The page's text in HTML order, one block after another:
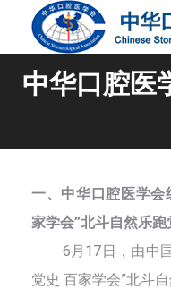
中华口腔医
一、中华口腔医学会
家学会”北斗自然乐
6月17日，由中国
党史 百家学会”北斗